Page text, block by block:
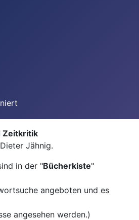
Zeitkritik
Jähnig.
in der "Bücherkiste"
angeboten und es
angesehen werden.)